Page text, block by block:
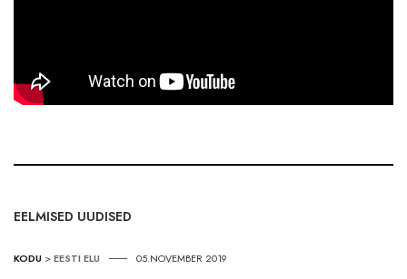
EELMISED UUDISED
KODU >EESTI ELU 05.NOVEMBER 2019